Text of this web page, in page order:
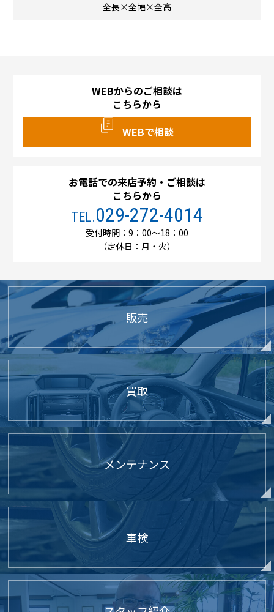
全長×全幅×全高
WEBからのご相談は
こちらから
WEBで相談
お電話での来店予約・ご相談は
こちらから
TEL.029-272-4014
受付時間：9：00～18：00
（定休日：月・火）
販売
買取
メンテナンス
車検